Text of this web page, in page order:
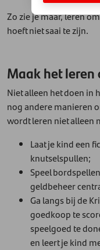
Zo zie je maar, leren
hoeft niet saai te zijn.
Maak het
Niet alleen het doen in
nog andere manieren
wordt leren niet alleen
Laat je kind een
knutselspullen;
Speel
geldbeheer
Ga langs bij de
goedkoop te
speelgoed te
en leert je kind